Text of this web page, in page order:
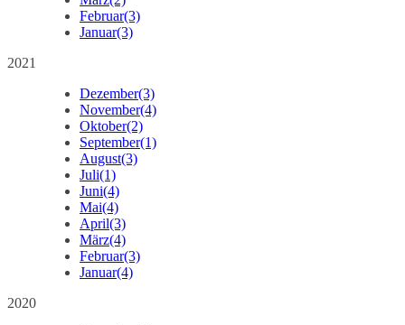
Februar(3)
Januar(3)
2021
Dezember(3)
November(4)
Oktober(2)
September(1)
August(3)
Juli(1)
Juni(4)
Mai(4)
April(3)
März(4)
Februar(3)
Januar(4)
2020